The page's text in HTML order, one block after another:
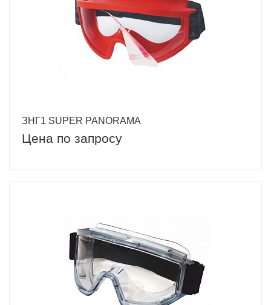
ЗНГ1 SUPER PANORAMA
Цена по запросу